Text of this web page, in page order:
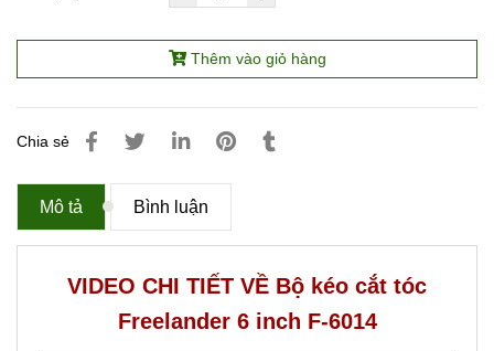
Thêm vào giỏ hàng
Chia sẻ
Mô tả Bình luận
VIDEO CHI TIẾT VỀ Bộ kéo cắt tóc
Freelander 6 inch F-6014